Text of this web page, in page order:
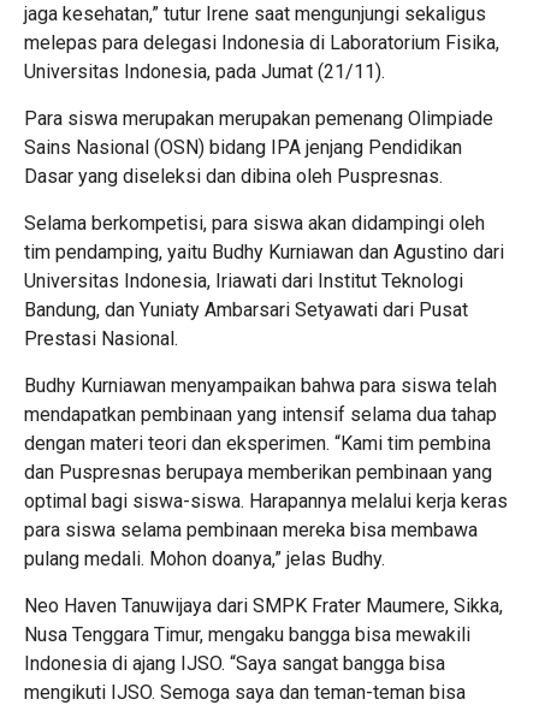
jaga kesehatan,” tutur Irene saat mengunjungi sekaligus
melepas para delegasi Indonesia di Laboratorium Fisika,
Universitas Indonesia, pada Jumat (21/11).
Para siswa merupakan merupakan pemenang Olimpiade
Sains Nasional (OSN) bidang IPA jenjang Pendidikan
Dasar yang diseleksi dan dibina oleh Puspresnas.
Selama berkompetisi, para siswa akan didampingi oleh
tim pendamping, yaitu Budhy Kurniawan dan Agustino dari
Universitas Indonesia, Iriawati dari Institut Teknologi
Bandung, dan Yuniaty Ambarsari Setyawati dari Pusat
Prestasi Nasional.
Budhy Kurniawan menyampaikan bahwa para siswa telah
mendapatkan pembinaan yang intensif selama dua tahap
dengan materi teori dan eksperimen. “Kami tim pembina
dan Puspresnas berupaya memberikan pembinaan yang
optimal bagi siswa-siswa. Harapannya melalui kerja keras
para siswa selama pembinaan mereka bisa membawa
pulang medali. Mohon doanya,” jelas Budhy.
Neo Haven Tanuwijaya dari SMPK Frater Maumere, Sikka,
Nusa Tenggara Timur, mengaku bangga bisa mewakili
Indonesia di ajang IJSO. “Saya sangat bangga bisa
mengikuti IJSO. Semoga saya dan teman-teman bisa